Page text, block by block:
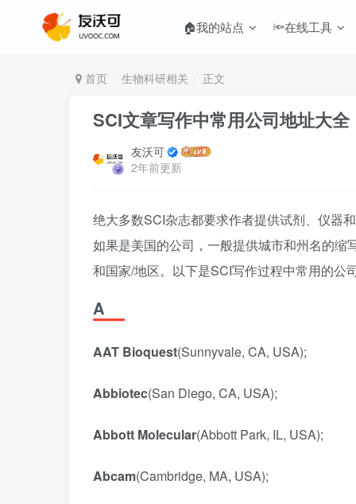
🏠我的站点 🔦在线工具
首页 生物科研相关 正文
SCI文章写作中常用公司地址大全
友沃可
2年前更新
绝大多数SCI杂志都要求作者提供试剂、仪器
如果是美国的公司，一般提供城市和州名的缩
和国家/地区。以下是SCI写作过程中常用的公
A
AAT Bioquest(Sunnyvale, CA, USA);
Abbiotec(San Diego, CA, USA);
Abbott Molecular(Abbott Park, IL, USA);
Abcam(Cambridge, MA, USA);